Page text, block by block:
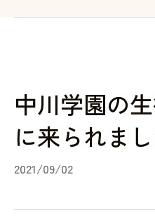
中川学園の
に来られま
2021/09/02